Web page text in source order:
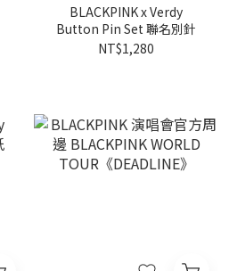
BLACKPINK x Verdy
Button Pin Set 聯名別針
NT$1,280